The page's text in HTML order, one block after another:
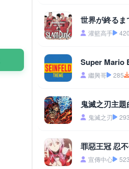
世界が終る
灌籃高手 420
Super Mario
繼興哥 285
鬼滅之刃主
鬼滅之刃 293
罪惡王冠 忍
宣傳中心 523